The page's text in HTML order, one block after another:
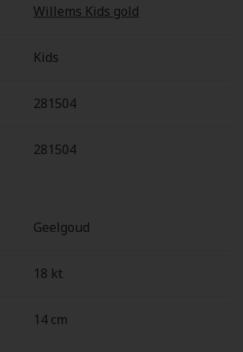
Willems Kids gold
Kids
281504
281504
Geelgoud
18 kt
14 cm